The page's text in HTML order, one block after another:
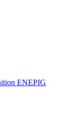
ENEPIG